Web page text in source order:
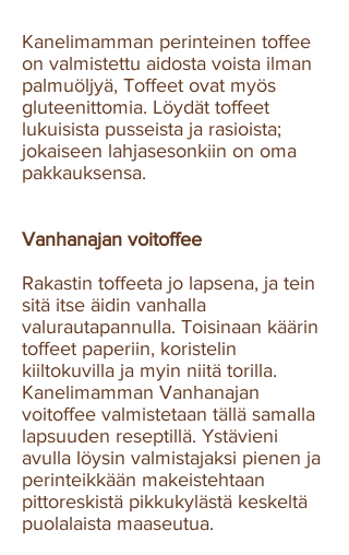
Kanelimamman perinteinen toffee
on valmistettu aidosta voista ilman
palmuöljyä, Toffeet ovat myös
gluteenittomia. Löydät toffeet
lukuisista pusseista ja rasioista;
jokaiseen lahjasesonkiin on oma
pakkauksensa.
Vanhanajan voitoffee
Rakastin toffeeta jo lapsena, ja tein
sitä itse äidin vanhalla
valurautapannulla. Toisinaan käärin
toffeet paperiin, koristelin
kiiltokuvilla ja myin niitä torilla.
Kanelimamman Vanhanajan
voitoffee valmistetaan tällä samalla
lapsuuden reseptillä. Ystävieni
avulla löysin valmistajaksi pienen ja
perinteikkään makeistehtaan
pittoreskistä pikkukylästä keskeltä
puolalaista maaseutua.